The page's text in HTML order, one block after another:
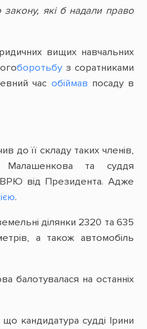
які б надали право
вищих навчальних
боротьбу з соратниками
час обіймав посаду в
її складу таких членів,
та суддя
ВРЮ від Президента. Адже
.
ділянки 2320 та 635
а також автомобіль
балотувалася на останніх
кандидатура судді Ірини